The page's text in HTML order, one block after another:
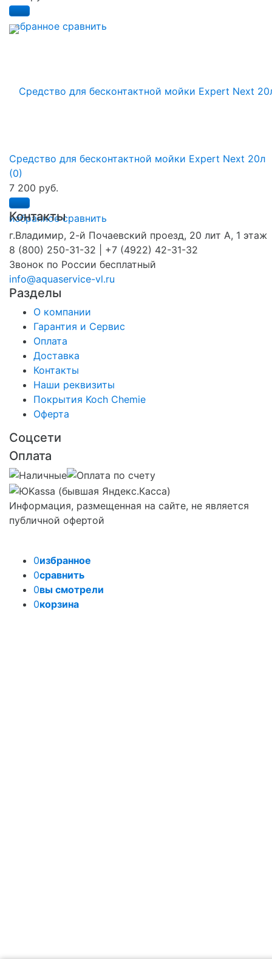
избранное сравнить
избранное сравнить
Средство для бесконтактной мойки Expert Next 20л
(0)
7 200 руб.
Контакты
г.Владимир, 2-й Почаевский проезд, 20 лит А, 1 этаж
8 (800) 250-31-32 | +7 (4922) 42-31-32
Звонок по России бесплатный
info@aquaservice-vl.ru
Разделы
О компании
Гарантия и Сервис
Оплата
Доставка
Контакты
Наши реквизиты
Покрытия Koch Chemie
Оферта
Соцсети
Оплата
Информация, размещенная на сайте, не является
публичной офертой
0избранное
0сравнить
0вы смотрели
0корзина
Задать вопрос